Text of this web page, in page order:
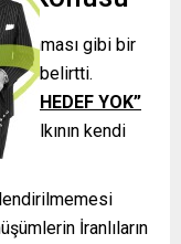
taşınması gibi bir
belirtti.
HEDEF YOK”
halkının kendi
İranlıların